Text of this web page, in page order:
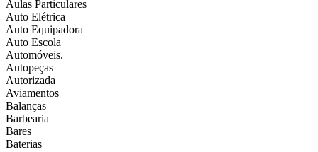
Aulas Particulares
Auto Elétrica
Auto Equipadora
Auto Escola
Automóveis.
Autopeças
Autorizada
Aviamentos
Balanças
Barbearia
Bares
Baterias